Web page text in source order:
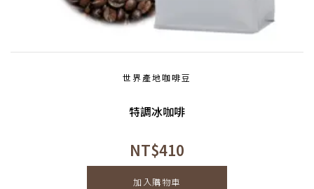
世界產地咖啡豆
特調冰咖啡
NT$410
加入購物車